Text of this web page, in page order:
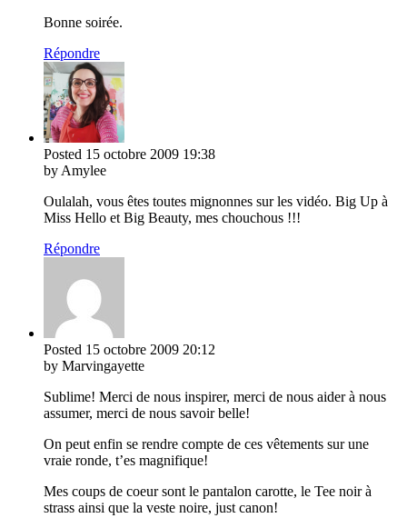
Bonne soirée.
Répondre
Posted 15 octobre 2009 19:38
by Amylee
Oulalah, vous êtes toutes mignonnes sur les vidéo. Big Up à
Miss Hello et Big Beauty, mes chouchous !!!
Répondre
Posted 15 octobre 2009 20:12
by Marvingayette
Sublime! Merci de nous inspirer, merci de nous aider à nous
assumer, merci de nous savoir belle!
On peut enfin se rendre compte de ces vêtements sur une
vraie ronde, t’es magnifique!
Mes coups de coeur sont le pantalon carotte, le Tee noir à
strass ainsi que la veste noire, just canon!